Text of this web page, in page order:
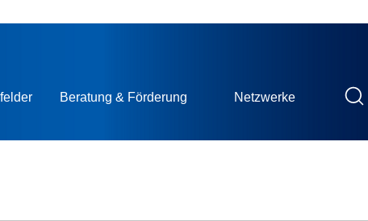
Beratung & Förderung Netzwerke